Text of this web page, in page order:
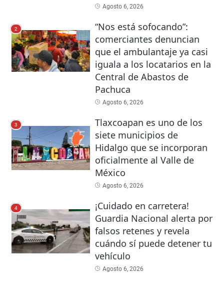
Agosto 6, 2026
2
“Nos está sofocando”:
comerciantes denuncian
que el ambulantaje ya casi
iguala a los locatarios en la
Central de Abastos de
Pachuca
Agosto 6, 2026
3
Tlaxcoapan es uno de los
siete municipios de
Hidalgo que se incorporan
oficialmente al Valle de
México
Agosto 6, 2026
4
¡Cuidado en carretera!
Guardia Nacional alerta por
falsos retenes y revela
cuándo sí puede detener tu
vehículo
Agosto 6, 2026